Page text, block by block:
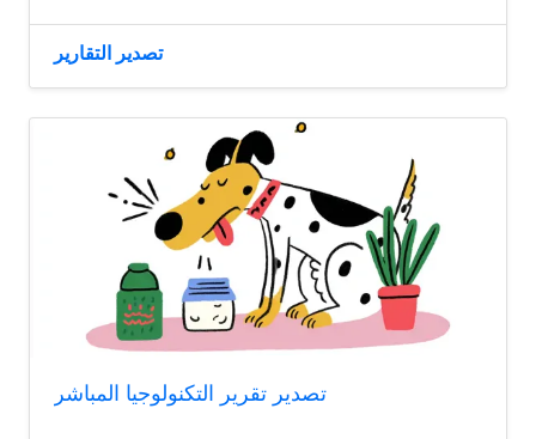
تصدير التقارير
تصدير تقرير التكنولوجيا المباشر